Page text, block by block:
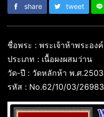
share tweet
ชื่อพระ : พระเจ้าห้าพระองค์
ประเภท : เนื้อผงผสมว่าน
วัด-ปี : วัดหลักห้า พ.ศ.2503
รหัส : No.62/10/03/26983